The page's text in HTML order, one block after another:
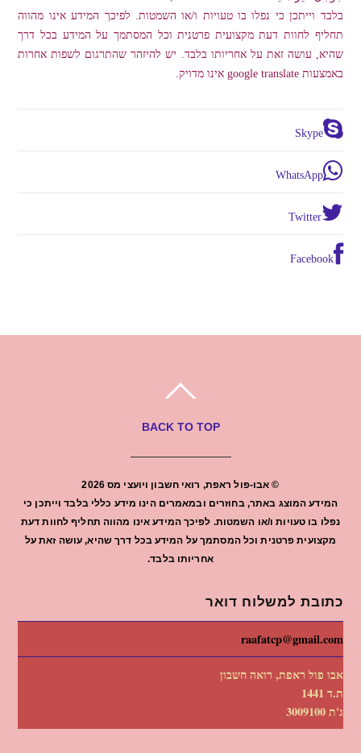
בלבד וייתכן כי נפלו בו טעויות ו/או השמטות. לפיכך המידע אינו מהווה
תחליף לחוות דעת מקצועית פרטנית וכל המסתמך על המידע בכל דרך
שהיא, עושה זאת על אחריותו בלבד. יש להיזהר שהתרגום לשפות אחרות
באמצעות google translate אינו מדויק.
Skype
WhatsApp
Twitter
Facebook
BACK TO TOP
© אבו-פול ראפת, רואי חשבון ויועצי מס2026
המידע המוצג באתר, בחוזרים ובמאמרים הינו מידע כללי בלבד וייתכן כי
נפלו בו טעויות ו/או השמטות. לפיכך המידע אינו מהווה תחליף לחוות דעת
מקצועית פרטנית וכל המסתמך על המידע בכל דרך שהיא, עושה זאת על
אחריותו בלבד.
כתובת למשלוח דואר
raafatcp@gmail.com
אבו פול ראפת, רואה חשבון
ת.ד 1441
ג'ת 3009100